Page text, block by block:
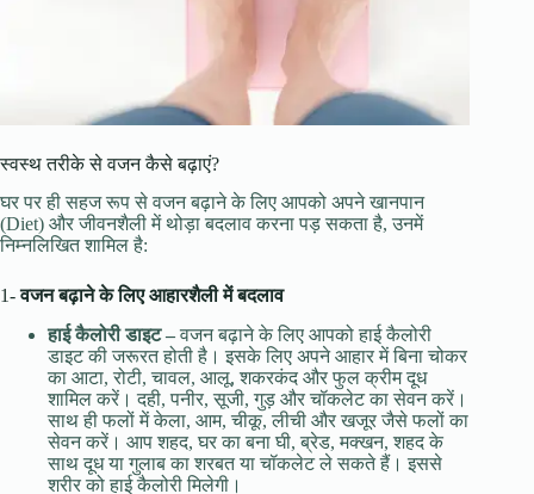
स्वस्थ तरीके से वजन कैसे बढ़ाएं?
घर पर ही सहज रूप से वजन बढ़ाने के लिए आपको अपने खानपान
(Diet) और जीवनशैली में थोड़ा बदलाव करना पड़ सकता है, उनमें
निम्नलिखित शामिल है:
1-वजन बढ़ाने के लिए आहारशैली में बदलाव
हाई कैलोरी डाइट–वजन बढ़ाने के लिए आपको हाई कैलोरी
डाइट की जरूरत होती है। इसके लिए अपने आहार में बिना चोकर
का आटा, रोटी, चावल, आलू, शकरकंद और फुल क्रीम दूध
शामिल करें। दही, पनीर, सूजी, गुड़ और चॉकलेट का सेवन करें।
साथ ही फलों में केला, आम, चीकू, लीची और खजूर जैसे फलों का
सेवन करें। आप शहद, घर का बना घी, ब्रेड, मक्खन, शहद के
साथ दूध या गुलाब का शरबत या चॉकलेट ले सकते हैं। इससे
शरीर को हाई कैलोरी मिलेगी।